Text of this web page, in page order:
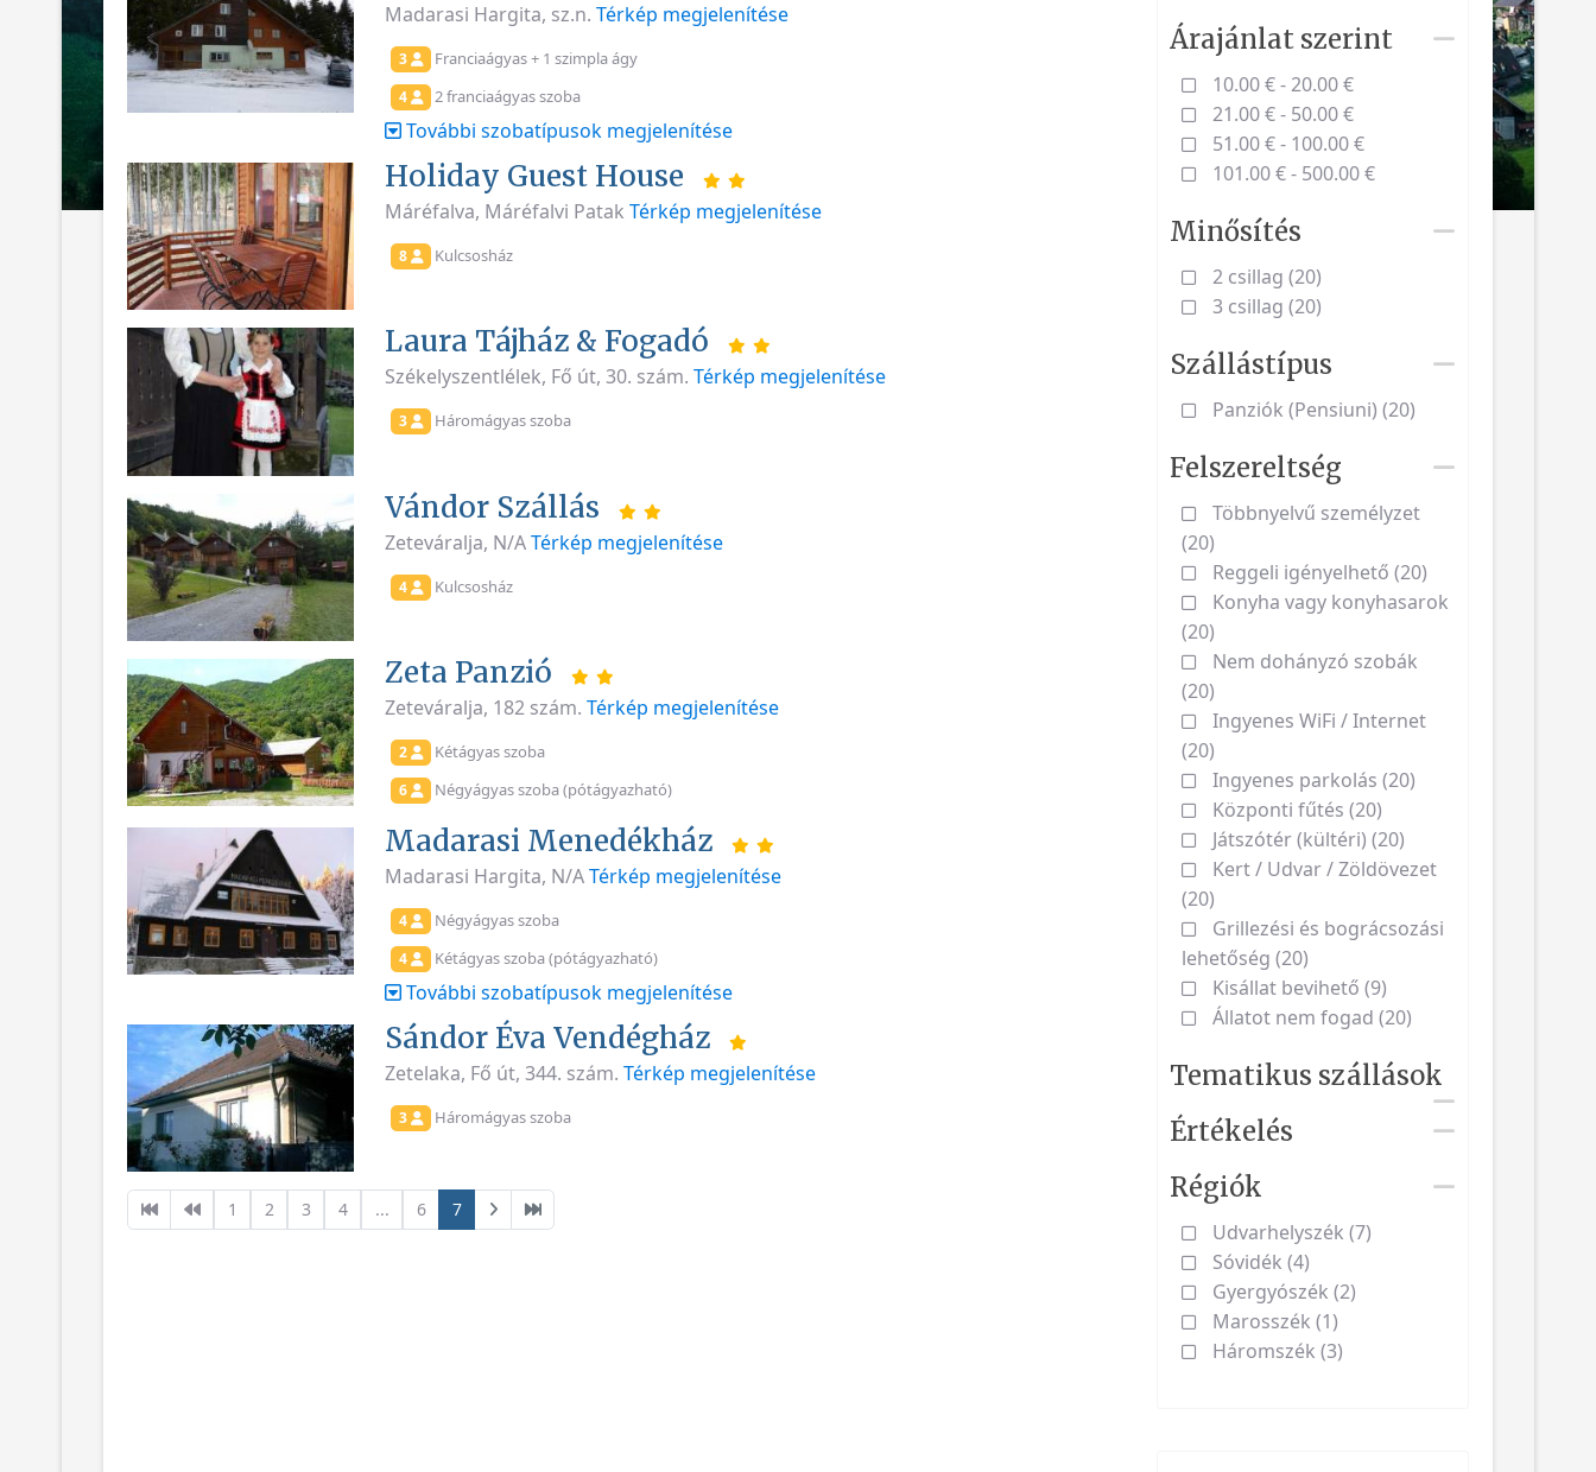
Madarasi Hargita, sz.n. Térkép megjelenítése
3 Franciaágyas + 1 szimpla ágy
4 2 franciaágyas szoba
További szobatípusok megjelenítése
Holiday Guest House
Máréfalva, Máréfalvi Patak Térkép megjelenítése
8 Kulcsosház
Laura Tájház & Fogadó
Székelyszentlélek, Fő út, 30. szám. Térkép megjelenítése
3 Háromágyas szoba
Vándor Szállás
Zeteváralja, N/ATérkép megjelenítése
4 Kulcsosház
Zeta Panzió
Zeteváralja, 182 szám. Térkép megjelenítése
2 Kétágyas szoba
6 Négyágyas szoba (pótágyazható)
Madarasi Menedékház
Madarasi Hargita, N/ATérkép megjelenítése
4 Négyágyas szoba
4 Kétágyas szoba (pótágyazható)
További szobatípusok megjelenítése
Sándor Éva Vendégház
Zetelaka, Fő út, 344. szám. Térkép megjelenítése
3 Háromágyas szoba
1 2 3 4 ... 6 7
Árajánlat szerint
10.00 € - 20.00 €
21.00 € - 50.00 €
51.00 € - 100.00 €
101.00 € - 500.00 €
Minősítés
2 csillag (20)
3 csillag (20)
Szállástípus
Panziók (Pensiuni) (20)
Felszereltség
Többnyelvű személyzet
(20)
Reggeli igényelhető (20)
Konyha vagy konyhasarok
(20)
Nem dohányzó szobák
(20)
Ingyenes WiFi / Internet
(20)
Ingyenes parkolás (20)
Központi fűtés (20)
Játszótér (kültéri) (20)
Kert / Udvar / Zöldövezet
(20)
Grillezési és bográcsozási
lehetőség (20)
Kisállat bevihető (9)
Állatot nem fogad (20)
Tematikus szállások
Értékelés
Régiók
Udvarhelyszék (7)
Sóvidék (4)
Gyergyószék (2)
Marosszék (1)
Háromszék (3)